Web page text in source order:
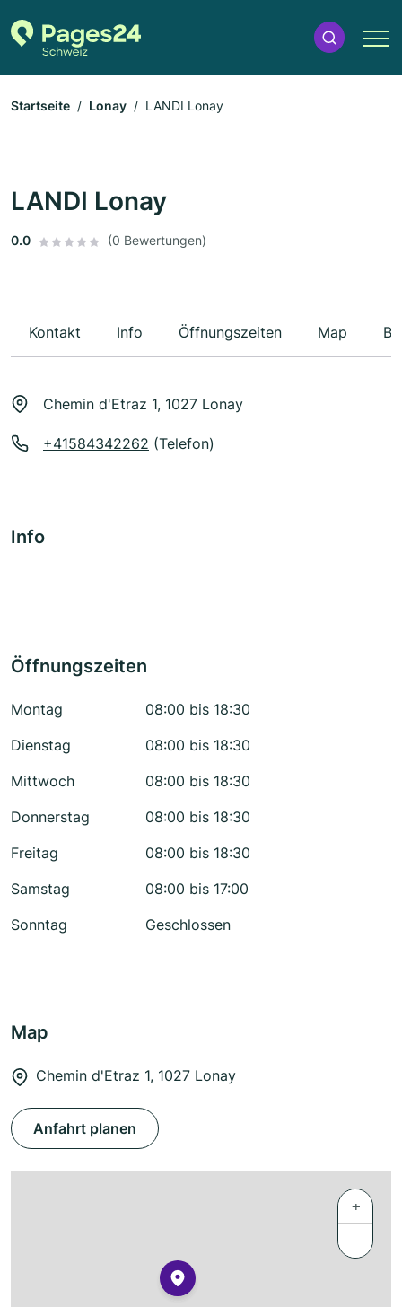
Startseite Lonay LANDI Lonay
LANDI Lonay
0.0 (0 Bewertungen)
Kontakt Info Öffnungszeiten Map
Chemin d'Etraz 1, 1027 Lonay
+41584342262 (Telefon)
Info
Öffnungszeiten
Montag
08:00 bis 18:30
Dienstag
08:00 bis 18:30
Mittwoch
08:00 bis 18:30
Donnerstag
08:00 bis 18:30
Freitag
08:00 bis 18:30
Samstag
08:00 bis 17:00
Sonntag
Geschlossen
Map
Chemin d'Etraz 1, 1027 Lonay
Anfahrt planen
+
−